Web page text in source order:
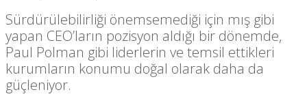
Sürdürülebilirliği önemsemediği için mış gibi
yapan CEO’ların pozisyon aldığı bir dönemde,
Paul Polman gibi liderlerin ve temsil ettikleri
kurumların konumu doğal olarak daha da
güçleniyor.